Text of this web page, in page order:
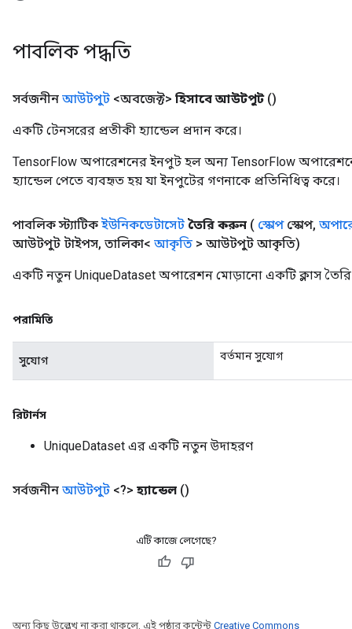
পাবলিক পদ্ধতি
সর্বজনীন আউটপুট <অবজেক্ট> হিসাবে আউটপুট ()
একটি টেনসরের প্রতীকী হ্যান্ডেল প্রদান করে।
TensorFlow অপারেশনের ইনপুট হল অন্য TensorFlow
হ্যান্ডেল পেতে ব্যবহৃত হয় যা ইনপুটের গণনাকে প্রতিনিধিত্ব করে।
পাবলিক স্ট্যাটিক ইউনিকডেটাসেট তৈরি করুন ( স্কোপস্কোপ,
আউটপুট টাইপস, তালিকা< আকৃতি > আউটপুট আকৃতি)
একটি নতুন UniqueDataset অপারেশন মোড়ানো একটি ক্লাস তৈরি
পরামিতি
সুযোগ বর্তমান সুযোগ
রিটার্নস
UniqueDataset এর একটি নতুন উদাহরণ
সর্বজনীন আউটপুট <?> হ্যান্ডেল ()
এটি কাজে লেগেছে?
অন্য কিছু উল্লেখ না করা থাকলে, এই পৃষ্ঠার কন্টেন্ট Creative Commons